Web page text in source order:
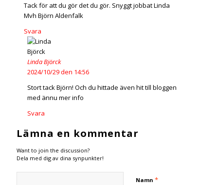
Tack för att du gör det du gör. Snyggt jobbat Linda
Mvh Björn Aldenfalk
Svara
Linda Björck
2024/10/29 den 14:56
Stort tack Björn! Och du hittade även hit till bloggen
med ännu mer info
Svara
Lämna en kommentar
Want to join the discussion?
Dela med dig av dina synpunkter!
Namn *